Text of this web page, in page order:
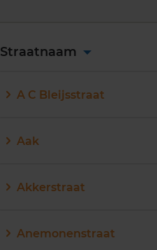
Straatnaam
A C Bleijsstraat
Aak
Akkerstraat
Anemonenstraat